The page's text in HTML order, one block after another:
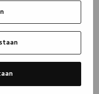
console for more
.